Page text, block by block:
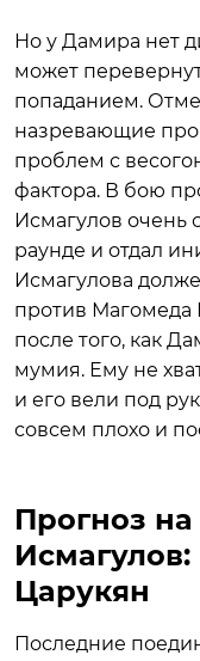
Но у Дамира нет
может
попаданием.
назревающие
проблем с
фактора. В бою
Исмагулов очень
раунде и отдал
Исмагулова
против Магомеда
после того, как
мумия. Ему не
и его вели под
совсем плохо и
Прогноз
Царукян
Последние